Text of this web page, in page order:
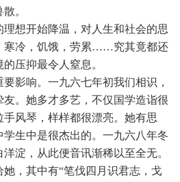
。
的理想开始降温，对人生和社会的思
寒冷，饥饿，劳累……究其竟都还
压抑最令人窒息。
重要影响。一九六七年初我们相识，
。她多才多艺，不仅国学造诣很
风琴，样样都很漂亮。她有思
生中是很杰出的。一九六八年冬
淀，从此便音讯渐稀以至全无。
，其中有“笔伐四月识君志，戈